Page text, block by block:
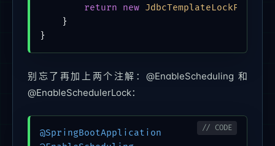
return
new
    }
}
别忘了再加上两个注解：@EnableScheduling 和
@EnableSchedulerLock：
@SpringBootApplication